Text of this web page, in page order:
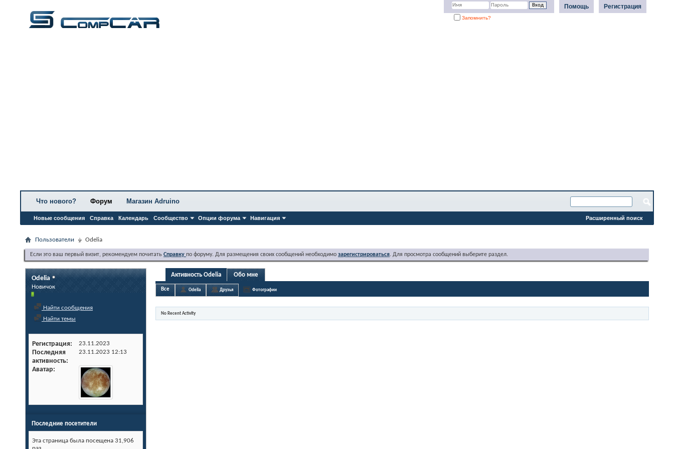
Регистрация
Помощь
Запомнить?
Что нового? Форум
Новые сообщения Справка Календарь Сообщество Опции форума Навигация
Магазин Adruino
Расширенный поиск
Пользователи Odelia
Если это ваш первый визит, рекомендуем почитать Справку по форуму. Для размещения своих сообщений необходимо зарегистрироваться. Для просмотра сообщений выберите раздел.
Odelia
Новичок
Найти сообщения
Найти темы
Регистрация 23.11.2023
Последняя
активность
23.11.2023 12:13
Аватар
Последние посетители
Эта страница была посещена 31,906
Активность Odelia Обо мне
Все Odelia Друзья Фотографии
No Recent Activity